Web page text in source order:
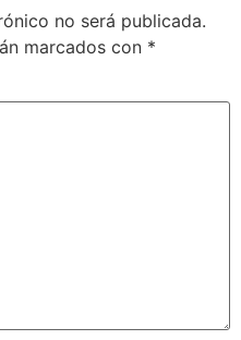
no será publicada.
marcados con *